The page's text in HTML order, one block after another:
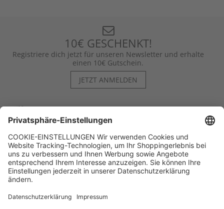
10€ GESCHENKT!
Registriere dich jetzt für unseren Newsletter und erhalte
einen 10€ Gutschein.
JETZT ANMELDEN
Hilfe
Kontakt
Kategorien